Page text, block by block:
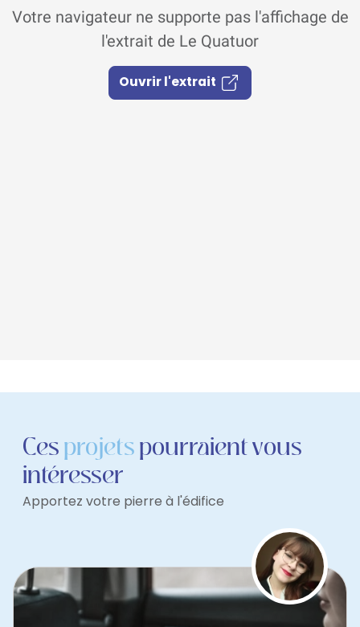
Votre navigateur ne supporte pas l'affichage de
l'extrait de Le Quatuor
Ouvrir l'extrait
Cesprojetspourraient vous
intéresser
Apportez votre pierre à l'édifice